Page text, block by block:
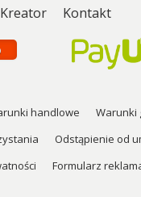
Kreator Kontakt
handlowe
Warunki
Odstąpienie od
Formularz